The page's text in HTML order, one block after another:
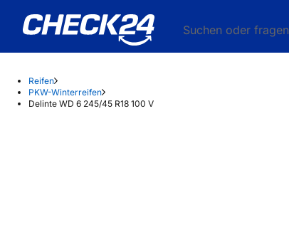
Suchen oder fragen
Reifen
PKW-Winterreifen
Delinte WD 6 245/45 R18 100 V